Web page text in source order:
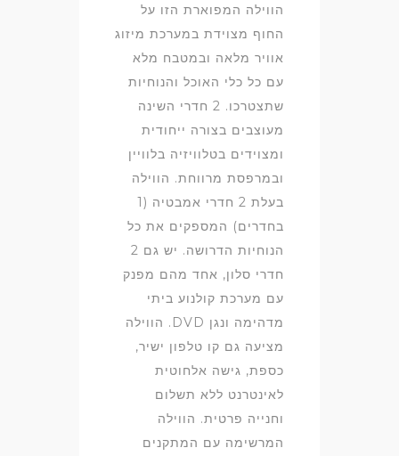
הווילה המפוארת הזו על
החוף מצוידת במערכת מיזוג
אוויר מלאה ובמטבח מלא
עם כל כלי האוכל והנוחיות
שתצטרכו. 2 חדרי השינה
מעוצבים בצורה ייחודית
ומצוידים בטלוויזיה בלוויין
ובמרפסת מרווחת. הווילה
בעלת 2 חדרי אמבטיה (1
בחדרים) המספקים את כל
הנוחיות הדרושה. יש גם 2
חדרי סלון, אחד מהם מפנק
עם מערכת קולנוע ביתי
מדהימה ונגן DVD. הווילה
מציעה גם קו טלפון ישיר,
כספת, גישה אלחוטית
לאינטרנט ללא תשלום
וחנייה פרטית. הווילה
המרשימה עם המתקנים